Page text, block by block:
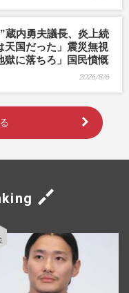
蔵内勇夫議長、炎上続
天国だった」震災無視
獄に落ちろ」国民憤慨
2026/8/6